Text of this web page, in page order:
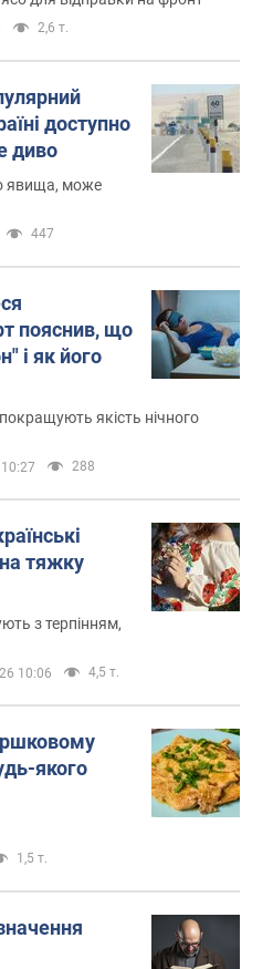
2,6 т.
доступно
диво
явища, може
447
пояснив, що
і як його
якість нічного
288
тяжку
з терпінням,
10:06 4,5 т.
якого
1,5 т.